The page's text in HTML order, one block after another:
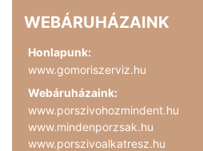
WEBÁRUHÁZAINK
Honlapunk:
www.gomoriszerviz.hu
Webáruházaink:
www.porszivohozmindent.hu
www.mindenporzsak.hu
www.porszivoalkatresz.hu